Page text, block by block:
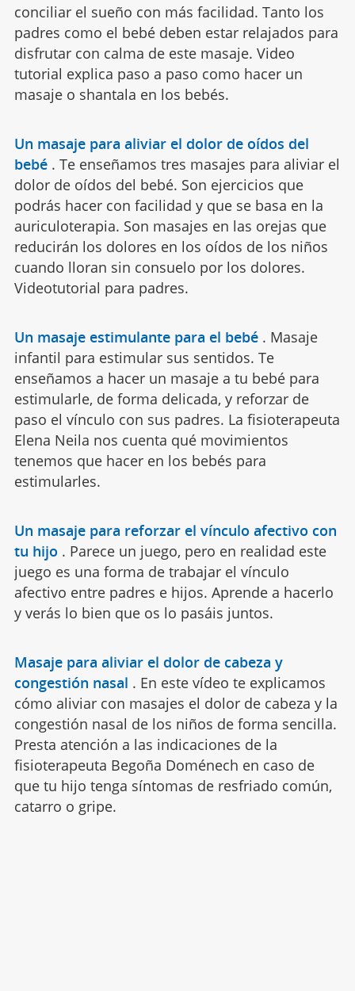
conciliar el sueño con más facilidad. Tanto los
padres como el bebé deben estar relajados para
disfrutar con calma de este masaje. Video
tutorial explica paso a paso como hacer un
masaje o shantala en los bebés.
Un masaje para aliviar el dolor de oídos del
bebé . Te enseñamos tres masajes para aliviar el
dolor de oídos del bebé. Son ejercicios que
podrás hacer con facilidad y que se basa en la
auriculoterapia. Son masajes en las orejas que
reducirán los dolores en los oídos de los niños
cuando lloran sin consuelo por los dolores.
Videotutorial para padres.
Un masaje estimulante para el bebé . Masaje
infantil para estimular sus sentidos. Te
enseñamos a hacer un masaje a tu bebé para
estimularle, de forma delicada, y reforzar de
paso el vínculo con sus padres. La fisioterapeuta
Elena Neila nos cuenta qué movimientos
tenemos que hacer en los bebés para
estimularles.
Un masaje para reforzar el vínculo afectivo con
tu hijo . Parece un juego, pero en realidad este
juego es una forma de trabajar el vínculo
afectivo entre padres e hijos. Aprende a hacerlo
y verás lo bien que os lo pasáis juntos.
Masaje para aliviar el dolor de cabeza y
congestión nasal . En este vídeo te explicamos
cómo aliviar con masajes el dolor de cabeza y la
congestión nasal de los niños de forma sencilla.
Presta atención a las indicaciones de la
fisioterapeuta Begoña Doménech en caso de
que tu hijo tenga síntomas de resfriado común,
catarro o gripe.